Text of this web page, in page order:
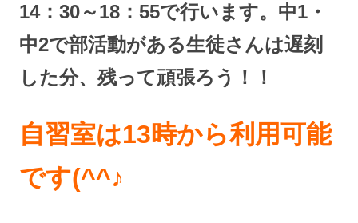
14：30～18：55で行います。中1・
中2で部活動がある生徒さんは遅刻
した分、残って頑張ろう！！
自習室は13時から利用可能
です(^^♪